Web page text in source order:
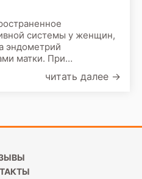
системы у женщин,
эндометрий
матки. При
яичниках, в тазу или
читать далее →